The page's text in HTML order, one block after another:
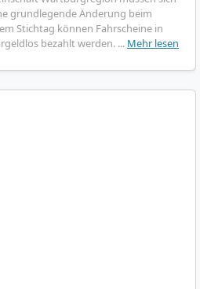
grundlegende Änderung beim
Stichtag können Fahrscheine in
bezahlt werden. ... Mehr lesen